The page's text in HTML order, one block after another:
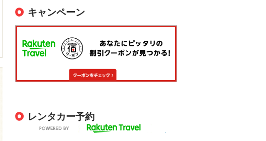
キャンペーン
レンタカー予約